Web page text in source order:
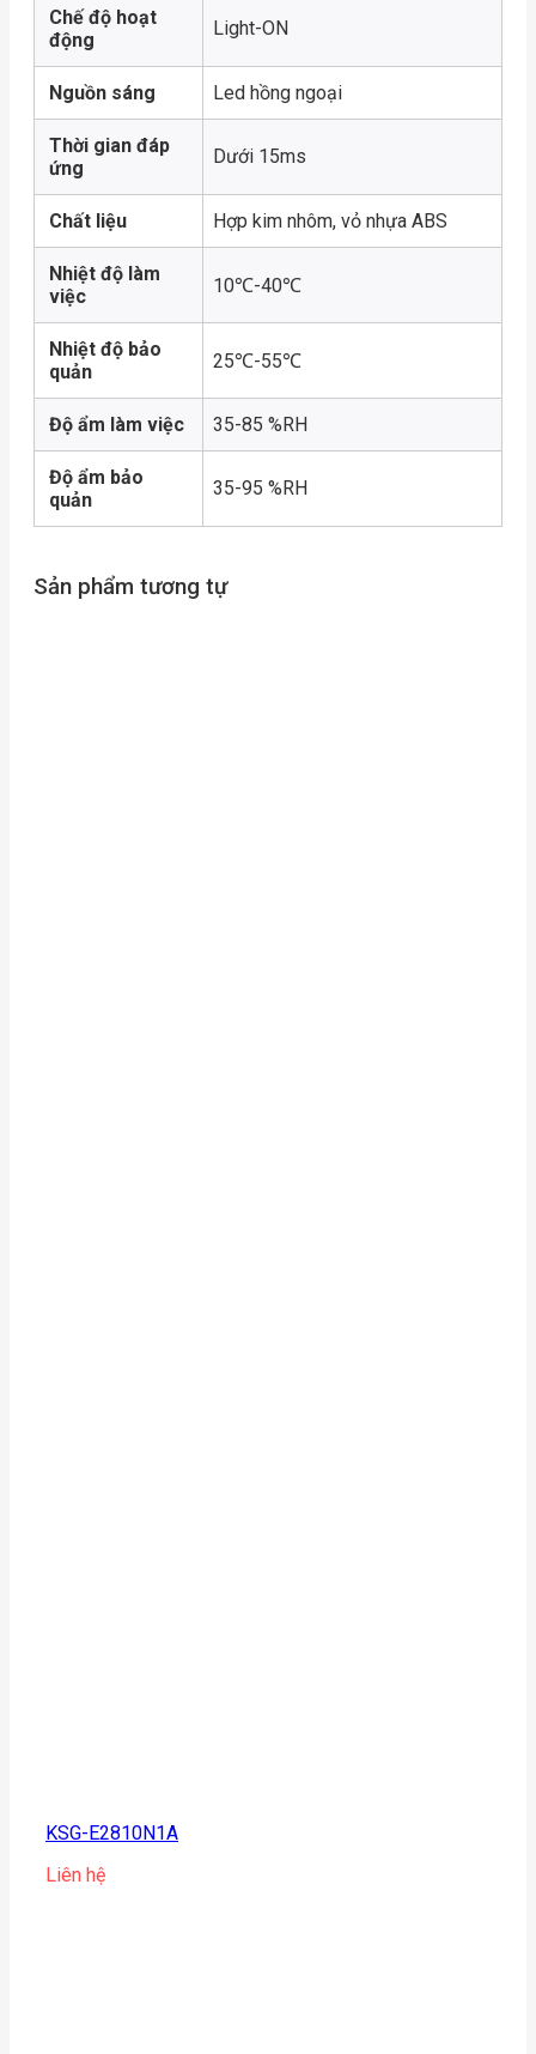
Chế độ hoạt
động
Light-ON
Nguồn sáng Led hồng ngoại
Thời gian đáp
ứng
Dưới 15ms
Chất liệu Hợp kim nhôm, vỏ nhựa ABS
Nhiệt độ làm
việc
10℃-40℃
Nhiệt độ bảo
quản
25℃-55℃
Độ ẩm làm việc 35-85 %RH
Độ ẩm bảo
quản
35-95 %RH
Sản phẩm tương tự
KSG-E2810N1A
Liên hệ